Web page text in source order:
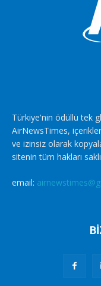
Türkiye'nin ödüllü tek
AirNewsTimes,
ve izinsiz olarak
sitenin tüm hakları
email: